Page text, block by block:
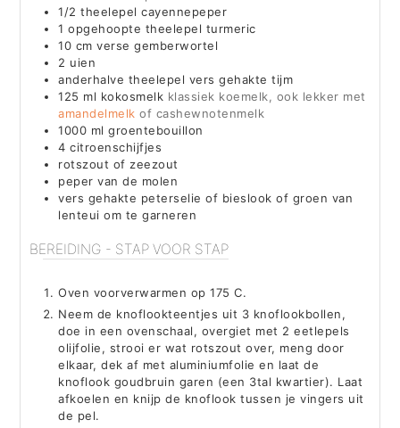
1/2 theelepel cayennepeper
1 opgehoopte theelepel turmeric
10 cm verse gemberwortel
2 uien
anderhalve theelepel vers gehakte tijm
125 ml kokosmelk klassiek koemelk, ook lekker met
amandelmelk of cashewnotenmelk
1000 ml groentebouillon
4 citroenschijfjes
rotszout of zeezout
peper van de molen
vers gehakte peterselie of bieslook of groen van
lenteui om te garneren
BEREIDING - STAP VOOR STAP
Oven voorverwarmen op 175 C.
Neem de knoflookteentjes uit 3 knoflookbollen,
doe in een ovenschaal, overgiet met 2 eetlepels
olijfolie, strooi er wat rotszout over, meng door
elkaar, dek af met aluminiumfolie en laat de
knoflook goudbruin garen (een 3tal kwartier). Laat
afkoelen en knijp de knoflook tussen je vingers uit
de pel.